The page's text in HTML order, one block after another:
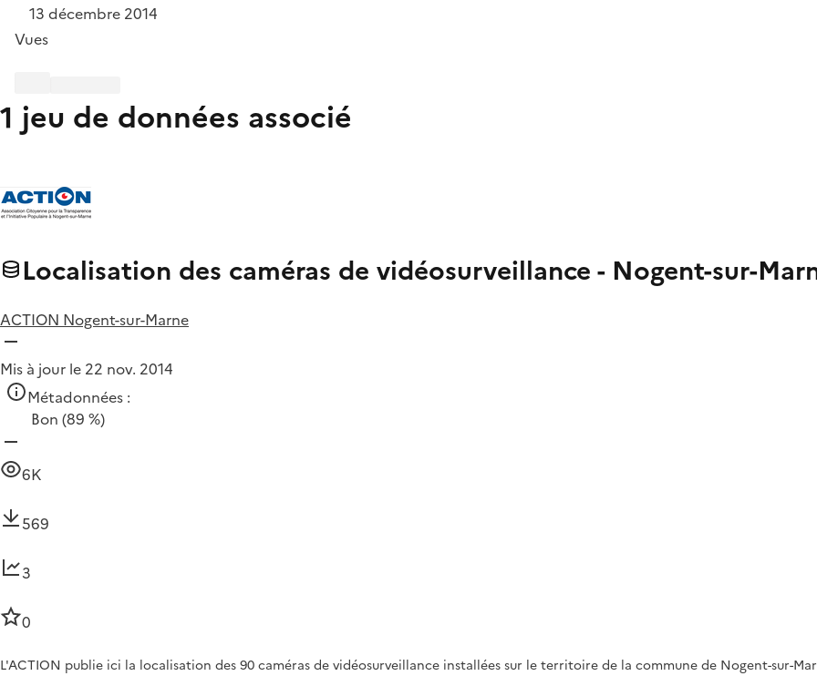
13 décembre 2014
Vues
1 jeu de données associé
Localisation des caméras de vidéosurveillance - Nogent-sur-
ACTION Nogent-sur-Marne
Mis à jour le 22 nov. 2014
Métadonnées :
Bon (89 %)
6K
569
3
0
L'ACTION publie ici la localisation des 90 caméras de vidéosurveillance installées sur le territoire de la commune de Nogent-sur-